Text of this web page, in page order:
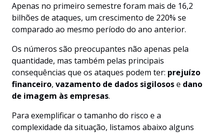
Apenas no primeiro semestre foram mais de 16,2
bilhões de ataques, um crescimento de 220% se
comparado ao mesmo período do ano anterior.
Os números são preocupantes não apenas pela
quantidade, mas também pelas principais
consequências que os ataques podem ter: prejuízo
financeiro, vazamento de dados sigilosose dano
de imagem às empresas.
Para exemplificar o tamanho do risco e a
complexidade da situação, listamos abaixo alguns